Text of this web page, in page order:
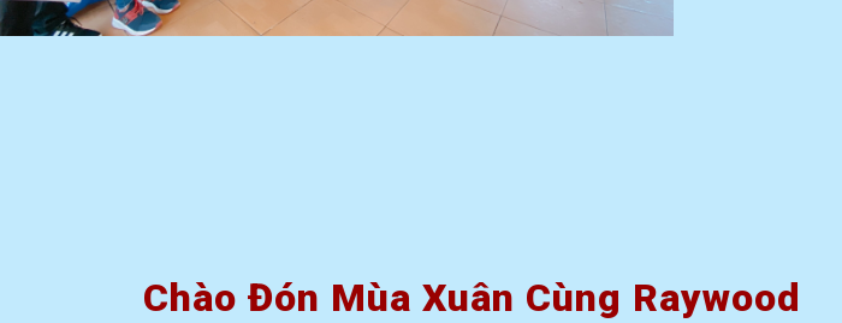
Chào Đón Mùa Xuân Cùng Raywood